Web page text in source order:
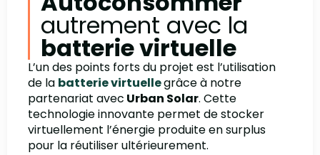
autrement avec la
batterie virtuelle
L’un des points forts du projet est l’utilisation
de la batterie virtuellegrâce à notre
partenariat avec Urban Solar. Cette
technologie innovante permet de stocker
virtuellement l’énergie produite en surplus
pour la réutiliser ultérieurement.